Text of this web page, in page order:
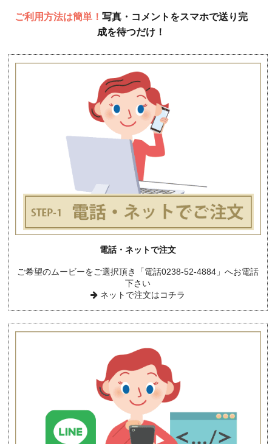
ご利用方法は簡単！ 写真・コメントをスマホで送り完
成を待つだけ！
電話・ネットで注文
ご希望のムービーをご選択頂き「電話0238-52-4884」へお電話
下さい
ネットで注文はコチラ